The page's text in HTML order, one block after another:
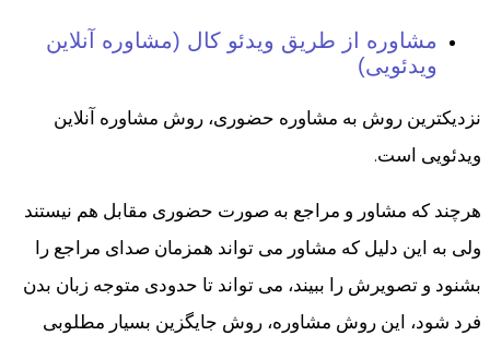
مشاوره از طریق ویدئو کال (مشاوره آنلاین
ویدئویی)
نزدیکترین روش به مشاوره حضوری، روش مشاوره آنلاین
ویدئویی است.
هرچند که مشاور و مراجع به صورت حضوری مقابل هم نیستند
ولی به این دلیل که مشاور می تواند همزمان صدای مراجع را
بشنود و تصویرش را ببیند، می تواند تا حدودی متوجه زبان بدن
فرد شود، این روش مشاوره، روش جایگزین بسیار مطلوبی